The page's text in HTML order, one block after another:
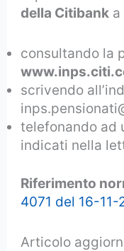
della Citibank
consultando la
scrivendo
telefonando ad
indicati nella
Riferimento
4071 del 16-11-
Articolo